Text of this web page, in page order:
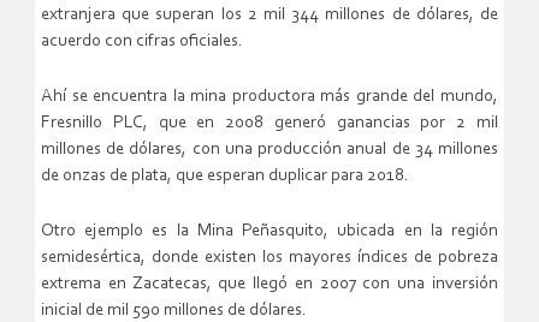
extranjera que superan los 2 mil 344 millones de dólares, de
acuerdo con cifras oficiales.
Ahí se encuentra la mina productora más grande del mundo,
Fresnillo PLC, que en 2008 generó ganancias por 2 mil
millones de dólares, con una producción anual de 34 millones
de onzas de plata, que esperan duplicar para 2018.
Otro ejemplo es la Mina Peñasquito, ubicada en la región
semidesértica, donde existen los mayores índices de pobreza
extrema en Zacatecas, que llegó en 2007 con una inversión
inicial de mil 590 millones de dólares.